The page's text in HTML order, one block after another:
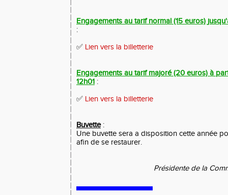
Engagements au tarif normal (15 euros)
:
✅ Lien vers la billetterie
Engagements au tarif majoré (20 euros) à
12h01 :
✅ Lien vers la billetterie
Buvette:
Une buvette sera a disposition cette année
afin de se restaurer.
Présidente de la